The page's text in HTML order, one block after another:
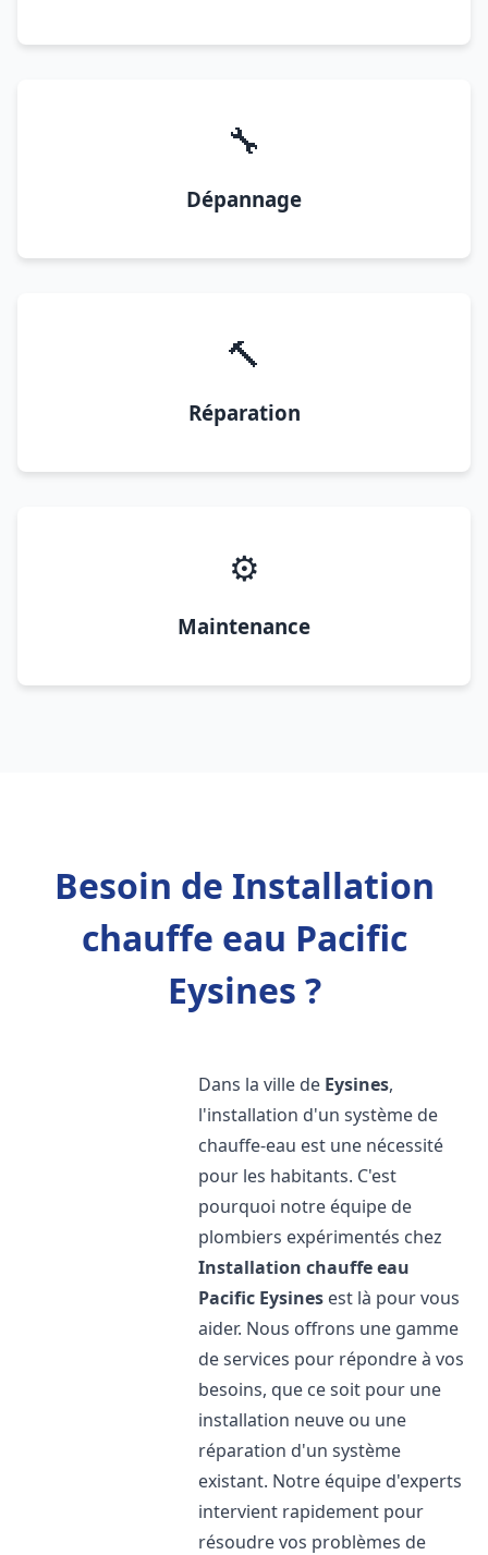
🔧
Dépannage
🔨
Réparation
⚙️
Maintenance
Besoin de Installation
chauffe eau Pacific
Eysines ?
Dans la ville de Eysines,
l'installation d'un système de
chauffe-eau est une nécessité
pour les habitants. C'est
pourquoi notre équipe de
plombiers expérimentés chez
Installation chauffe eau
Pacific Eysines est là pour vous
aider. Nous offrons une gamme
de services pour répondre à vos
besoins, que ce soit pour une
installation neuve ou une
réparation d'un système
existant. Notre équipe d'experts
intervient rapidement pour
résoudre vos problèmes de